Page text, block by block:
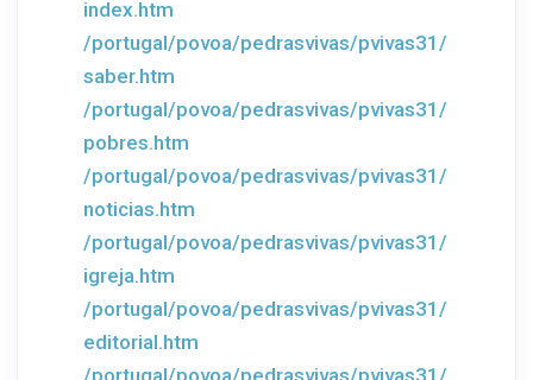
index.htm
/portugal/povoa/pedrasvivas/pvivas31/
saber.htm
/portugal/povoa/pedrasvivas/pvivas31/
pobres.htm
/portugal/povoa/pedrasvivas/pvivas31/
noticias.htm
/portugal/povoa/pedrasvivas/pvivas31/
igreja.htm
/portugal/povoa/pedrasvivas/pvivas31/
editorial.htm